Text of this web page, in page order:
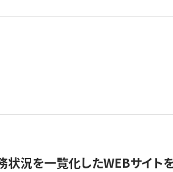
況を一覧化したWEBサイト